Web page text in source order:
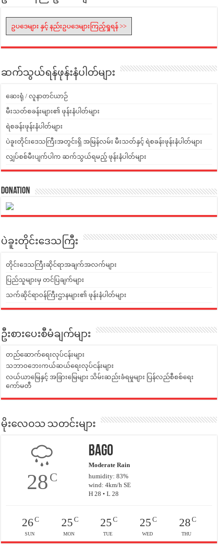
ဥပဒေများ နှင့် နည်းဥပဒေများကြည့်ရှုရန် >>
ဆက်သွယ်ရန်ဖုန်းနံပါတ်များ
ဆေးရုံ / လူနာတင်ယာဉ်
မီးသတ်စခန်းများ၏ ဖုန်းနံပါတ်များ
ရဲစခန်းဖုန်းနံပါတ်များ
ပဲခူးတိုင်းဒေသကြီးအတွင်းရှိ အမြန်လမ်း မီးသတ်နှင့် ရဲစခန်းဖုန်းနံပါတ်များ
လျှပ်စစ်မီးပျက်ပါက ဆက်သွယ်ရမည့် ဖုန်းနံပါတ်များ
Donation
ပဲခူးတိုင်းဒေသကြီး
တိုင်းဒေသကြီးဆိုင်ရာအချက်အလက်များ
ပြည်သူများမှ တင်ပြချက်များ
သက်ဆိုင်ရာဝန်ကြီးဌာနများ၏ ဖုန်းနံပါတ်များ
ဦးစားပေးစီမံချက်များ
တည်ဆောက်ရေးလုပ်ငန်းများ
သဘာဝဘေးကယ်ဆယ်ရေးလုပ်ငန်းများ
လယ်ယာမြေနှင့် အခြားမြေများ သိမ်းဆည်းခံရမှုများ ပြန်လည်စီစစ်ရေး
ကော်မတီ
မိုးလေဝသ သတင်းများ
28C
Bago
Moderate Rain
humidity: 83%
wind: 4km/h SE
H 28 • L 28
26C
SUN
25C
MON
25 C
TUE
25C
WED
28C
THU